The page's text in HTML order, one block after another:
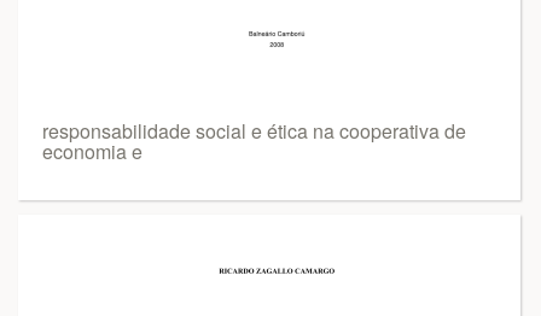
responsabilidade social e ética na cooperativa de
economia e